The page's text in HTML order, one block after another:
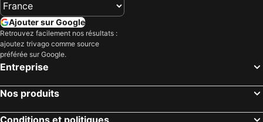
Ajouter sur Google
Retrouvez facilement nos résultats :
ajoutez trivago comme source
préférée sur Google.
Entreprise
Nos produits